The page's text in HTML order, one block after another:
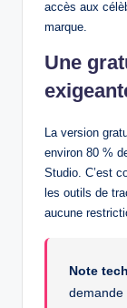
accès aux
marque.
Une
La version
environ 80 %
Studio. C’est
les outils de
aucune
Note
demande